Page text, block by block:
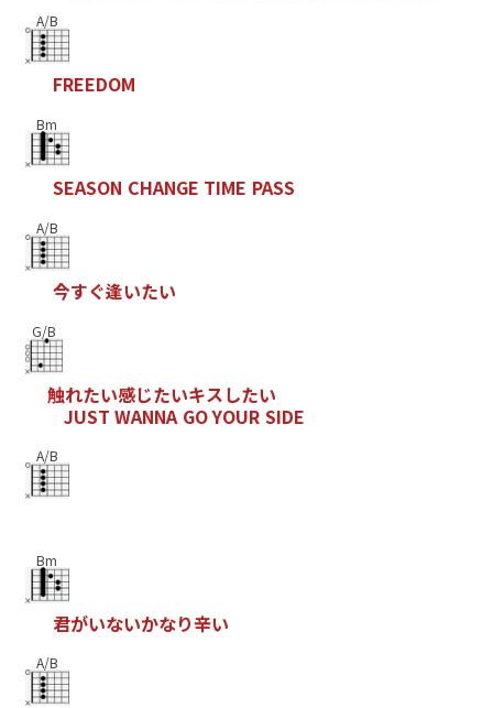
A/B
FREEDOM
Bm
SEASON CHANGE TIME PASS
A/B
今すぐ逢いたい
G/B
触れたい感じたいキスしたい
JUST WANNA GOYOUR SIDE
A/B
Bm
君がいないかなり辛い
A/B